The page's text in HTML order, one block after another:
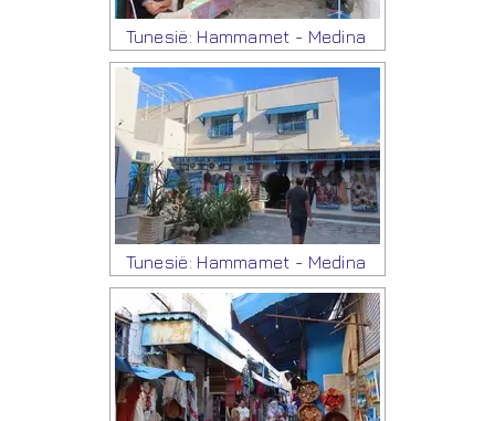
Tunesië: Hammamet - Medina
Tunesië: Hammamet - Medina